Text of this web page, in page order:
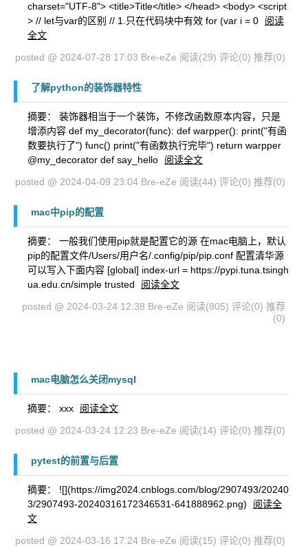
charset="UTF-8"> <title>Title</title> </head> <body> <script
> // let与var的区别 // 1.只在代码块中有效 for (var i = 0
阅读
全文
posted @ 2024-07-28 17:03 Bre-eZe 阅读(29) 评论(0) 推荐(0)
了解python的装饰器特性
摘要： 装饰器相当于一个装饰，不修改函数原本内容，只是
增添内容 def my_decorator(func): def warpper(): print("有函
数要执行了") func() print("有函数执行完毕") return warpper
@my_decorator def say_hello
阅读全文
posted @ 2024-04-09 23:04 Bre-eZe 阅读(44) 评论(0) 推荐(0)
mac中pip的配置
摘要： 一般我们使用pip就是配置它的源 在mac电脑上，默认
pip的配置文件/Users/用户名/.config/pip/pip.conf 配置清华源
可以写入下面内容 [global] index-url = https://pypi.tuna.tsingh
ua.edu.cn/simple trusted
阅读全文
posted @ 2024-03-24 12:38 Bre-eZe 阅读(805) 评论(0) 推荐
(0)
mac电脑怎么关闭mysql
摘要： xxx
阅读全文
posted @ 2024-03-24 12:23 Bre-eZe 阅读(14) 评论(0) 推荐(0)
pytest的前置与后置
摘要： ![](https://img2024.cnblogs.com/blog/2907493/20240
3/2907493-20240316172346531-641888962.png)
阅读全
文
posted @ 2024-03-16 17:24 Bre-eZe 阅读(15) 评论(0) 推荐(0)